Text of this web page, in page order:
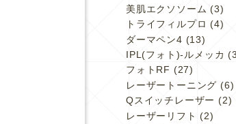
美肌エクソソーム (3)
トライフィルプロ (4)
ダーマペン4 (13)
IPL(フォト)-ルメッカ
フォトRF (27)
レーザートーニング (6)
Qスイッチレーザー (2)
レーザーリフト (2)